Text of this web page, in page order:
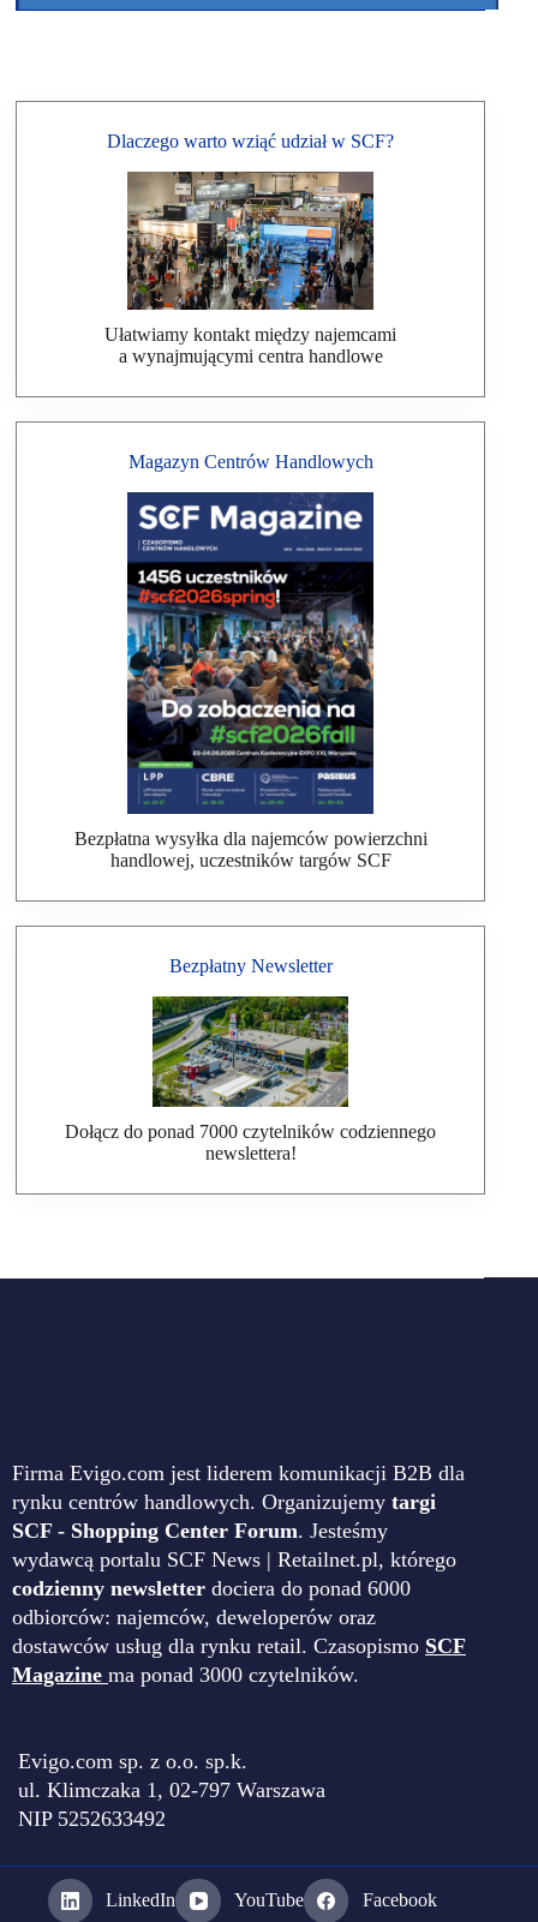
Dlaczego warto wziąć udział w SCF?
Ułatwiamy kontakt między najemcami
a wynajmującymi centra handlowe
Magazyn Centrów Handlowych
Bezpłatna wysyłka dla najemców powierzchni
handlowej, uczestników targów SCF
Bezpłatny Newsletter
Dołącz do ponad 7000 czytelników codziennego
newslettera!
Firma Evigo.com jest liderem komunikacji B2B dla
rynku centrów handlowych. Organizujemy targi
SCF - Shopping Center Forum. Jesteśmy
wydawcą portalu SCF News | Retailnet.pl, którego
codzienny newsletter dociera do ponad 6000
odbiorców: najemców, deweloperów oraz
dostawców usług dla rynku retail. Czasopismo SCF
Magazine ma ponad 3000 czytelników.
Evigo.com sp. z o.o. sp.k.
ul. Klimczaka 1, 02-797 Warszawa
NIP 5252633492
LinkedIn YouTube Facebook